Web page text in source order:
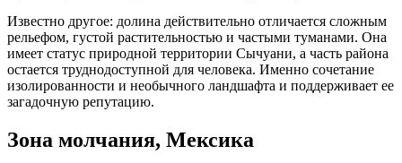
Известно другое: долина действительно отличается сложным
рельефом, густой растительностью и частыми туманами. Она
имеет статус природной территории Сычуани, а часть района
остается труднодоступной для человека. Именно сочетание
изолированности и необычного ландшафта и поддерживает ее
загадочную репутацию.
Зона молчания, Мексика